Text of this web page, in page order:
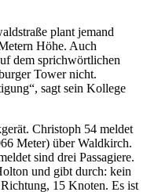
plant jemand
Höhe. Auch
dem sprichwörtlichen
Tower nicht.
sagt sein Kollege
Christoph 54 meldet
Meter) über Waldkirch.
sind drei Passagiere.
und gibt durch: kein
15 Knoten. Es ist